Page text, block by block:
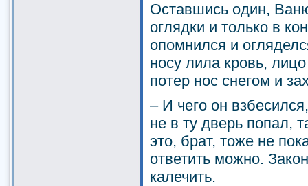
Оставшись один,
оглядки и только в
опомнился и
носу лила кровь,
потер нос снегом и
– И чего он
не в ту дверь попал,
это, брат, тоже не
ответить можно.
калечить.